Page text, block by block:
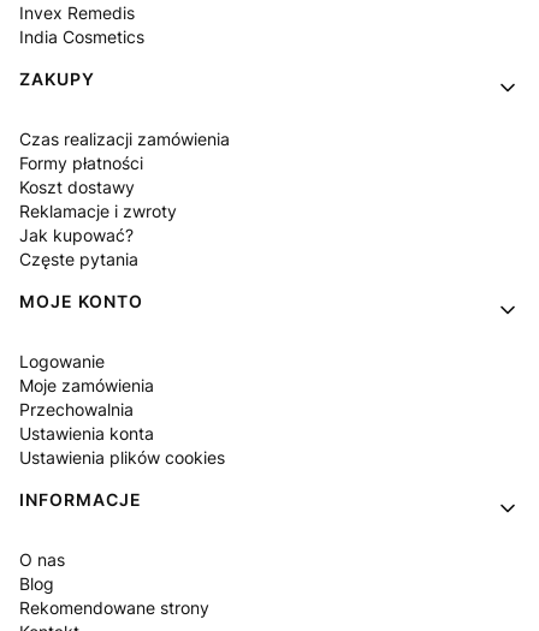
Invex Remedis
India Cosmetics
ZAKUPY
Czas realizacji zamówienia
Formy płatności
Koszt dostawy
Reklamacje i zwroty
Jak kupować?
Częste pytania
MOJE KONTO
Logowanie
Moje zamówienia
Przechowalnia
Ustawienia konta
Ustawienia plików cookies
INFORMACJE
O nas
Blog
Rekomendowane strony